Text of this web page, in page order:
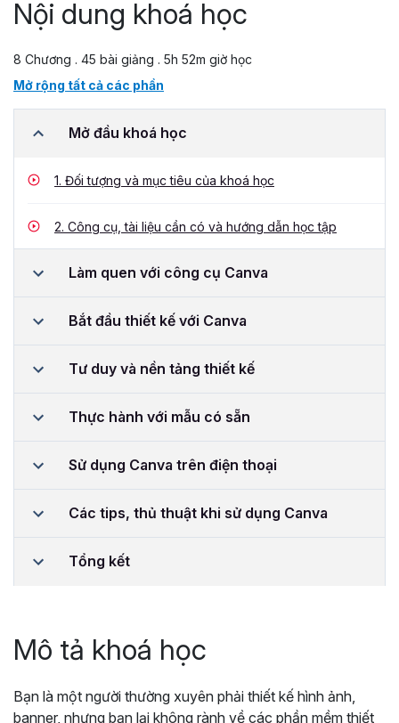
Nội dung khoá học
8 Chương . 45 bài giảng . 5h 52m giờ học
Mở rộng tất cả các phần
Mở đầu khoá học
1. Đối tượng và mục tiêu của khoá học
2. Công cụ, tài liệu cần có và hướng dẫn học tập
Làm quen với công cụ Canva
Bắt đầu thiết kế với Canva
Tư duy và nền tảng thiết kế
Thực hành với mẫu có sẵn
Sử dụng Canva trên điện thoại
Các tips, thủ thuật khi sử dụng Canva
Tổng kết
Mô tả khoá học
Bạn là một người thường xuyên phải thiết kế hình ảnh,
banner, nhưng bạn lại không rành về các phần mềm thiết